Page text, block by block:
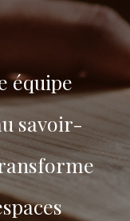
équipe
savoir-